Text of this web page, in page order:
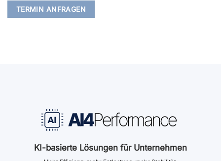
KI-basierte Lösungen für Unternehmen